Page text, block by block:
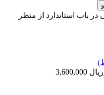
در باب استاندارد از منظر
ریال